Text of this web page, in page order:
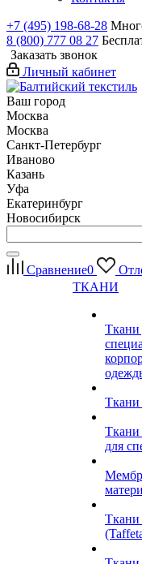
+7 (495) 198-68-28
8 (800) 777 08 27
Заказать звонок
Личный кабинет
Ваш город
Москва
Москва
Санкт-Петербург
Иваново
Казань
Уфа
Екатеринбург
Новосибирск
Сравнение0
ТКАНИ
Ткани
Ткани
Ткани
для
Ткани